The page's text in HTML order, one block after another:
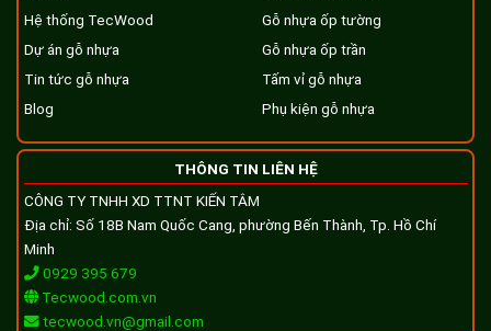
Hệ thống TecWood
Dự án gỗ nhựa
Tin tức gỗ nhựa
Blog
Gỗ nhựa ốp tường
Gỗ nhựa ốp trần
Tấm vỉ gỗ nhựa
Phụ kiện gỗ nhựa
THÔNG TIN LIÊN HỆ
CÔNG TY TNHH XD TTNT KIẾN TÂM
Địa chỉ: Số 18B Nam Quốc Cang, phường Bến Thành, Tp. Hồ Chí
Minh
0929 395 679
Tecwood.com.vn
tecwood.vn@gmail.com